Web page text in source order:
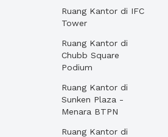
Ruang Kantor di IFC
Tower
Ruang Kantor di
Chubb Square
Podium
Ruang Kantor di
Sunken Plaza -
Menara BTPN
Ruang Kantor di